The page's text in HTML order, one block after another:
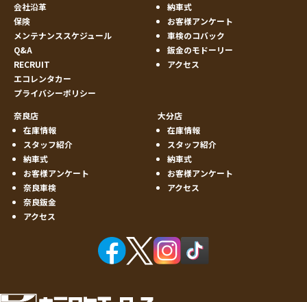
会社沿革
保険
メンテナンススケジュール
Q&A
RECRUIT
エコレンタカー
プライバシーポリシー
納車式
お客様アンケート
車検のコバック
鈑金のモドーリー
アクセス
奈良店
在庫情報
スタッフ紹介
納車式
お客様アンケート
奈良車検
奈良鈑金
アクセス
大分店
在庫情報
スタッフ紹介
納車式
お客様アンケート
アクセス